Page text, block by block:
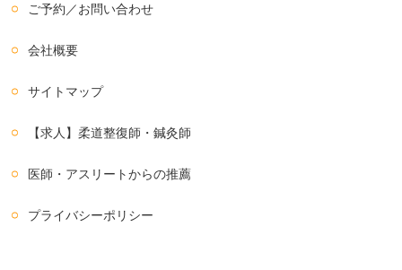
ご予約／お問い合わせ
会社概要
サイトマップ
【求人】柔道整復師・鍼灸師
医師・アスリートからの推薦
プライバシーポリシー